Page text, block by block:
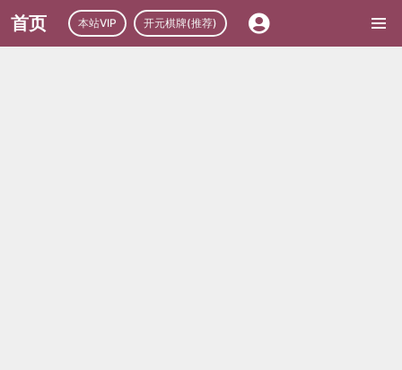
首页 本站VIP 开元棋牌(推荐)